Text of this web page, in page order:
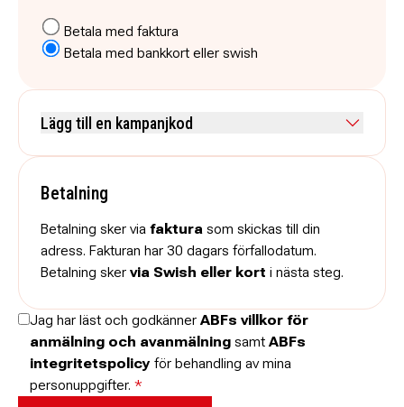
Betala med faktura
Betala med bankkort eller swish
Lägg till en kampanjkod
Betalning
Betalning sker via faktura som skickas till din
adress. Fakturan har 30 dagars förfallodatum.
Betalning sker via Swish eller kort i nästa steg.
Jag har läst och godkänner ABFs villkor för
anmälning och avanmälning samt ABFs
integritetspolicy för behandling av mina
personuppgifter. *